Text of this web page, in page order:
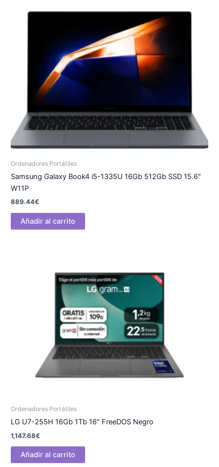
Ordenadores Portátiles
Samsung Galaxy Book4 i5-1335U 16Gb 512Gb SSD 15.6″
W11P
889.44€
Añadir al carrito
Ordenadores Portátiles
LG U7-255H 16Gb 1Tb 16″ FreeDOS Negro
1,147.68€
Añadir al carrito